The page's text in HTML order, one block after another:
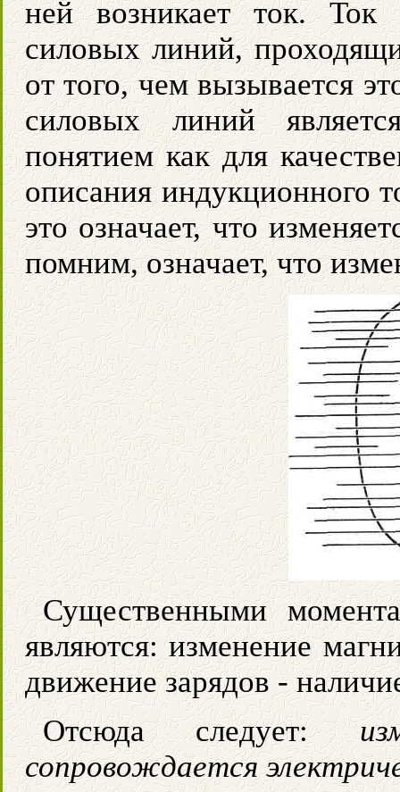
ней возникает ток. Ток
силовых линий,
от того, чем вызывается
силовых линий
понятием как для
описания индукционного
это означает, что
помним, означает, что
Существенными
являются: изменение
движение зарядов -
Отсюда следует:
сопровождается